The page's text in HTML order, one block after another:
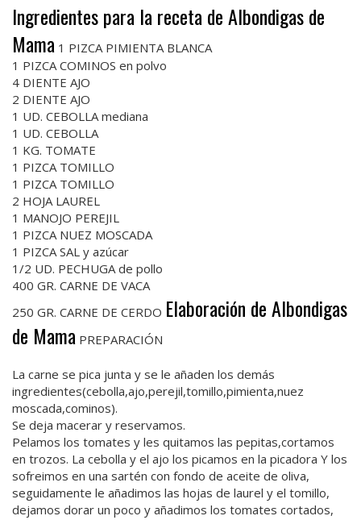
Ingredientes para la receta de Albondigas de
Mama 1 PIZCA PIMIENTA BLANCA
1 PIZCA COMINOS en polvo
4 DIENTE AJO
2 DIENTE AJO
1 UD. CEBOLLA mediana
1 UD. CEBOLLA
1 KG. TOMATE
1 PIZCA TOMILLO
1 PIZCA TOMILLO
2 HOJA LAUREL
1 MANOJO PEREJIL
1 PIZCA NUEZ MOSCADA
1 PIZCA SAL y azúcar
1/2 UD. PECHUGA de pollo
400 GR. CARNE DE VACA
250 GR. CARNE DE CERDO Elaboración de Albondigas
de Mama PREPARACIÓN
La carne se pica junta y se le añaden los demás
ingredientes(cebolla,ajo,perejil,tomillo,pimienta,nuez
moscada,cominos).
Se deja macerar y reservamos.
Pelamos los tomates y les quitamos las pepitas,cortamos
en trozos. La cebolla y el ajo los picamos en la picadora Y los
sofreimos en una sartén con fondo de aceite de oliva,
seguidamente le añadimos las hojas de laurel y el tomillo,
dejamos dorar un poco y añadimos los tomates cortados,